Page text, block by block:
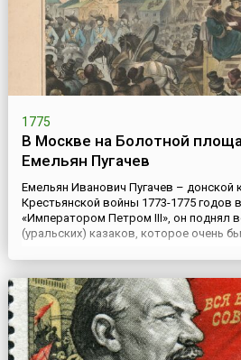
1775
В Москве на Болотной
Емельян Пугачев
Емельян Иванович Пугачев – донской
Крестьянской войны 1773-1775 годов
«Императором Петром III», он поднял
(уральских) казаков, которое очень
крупное крестьянское восстание,
истории дореволюционной России.
был разбит в битве у Солениковой
бежа...